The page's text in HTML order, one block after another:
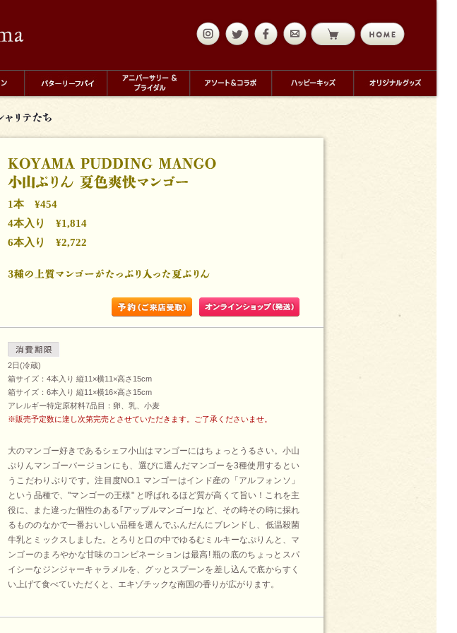
mail
シェフ自慢のスペシャリテたち
1本 ¥454
4本入り ¥1,814
6本入り ¥2,722
2日(冷蔵)
箱サイズ：4本入り 縦11×横11×高さ15cm
箱サイズ：6本入り 縦11×横16×高さ15cm
アレルギー特定原材料7品目：卵、乳、小麦
※販売予定数に達し次第完売とさせていただきます。ご了承くださいませ。
大のマンゴー好きであるシェフ小山はマンゴーにはちょっとうるさい。小山
ぷりんマンゴーバージョンにも、選びに選んだマンゴーを3種使用するとい
うこだわりぶりです。注目度NO.1 マンゴーはインド産の「アルフォンソ」
という品種で、"マンゴーの王様" と呼ばれるほど質が高くて旨い！これを主
役に、また違った個性のある｢アップルマンゴー｣など、その時その時に採れ
るもののなかで一番おいしい品種を選んでふんだんにブレンドし、低温殺菌
牛乳とミックスしました。とろりと口の中でゆるむミルキーなぷりんと、マ
ンゴーのまろやかな甘味のコンビネーションは最高! 瓶の底のちょっとスパ
イシーなジンジャーキャラメルを、グッとスプーンを差し込んで底からすく
い上げて食べていただくと、エキゾチックな南国の香りが広がります。